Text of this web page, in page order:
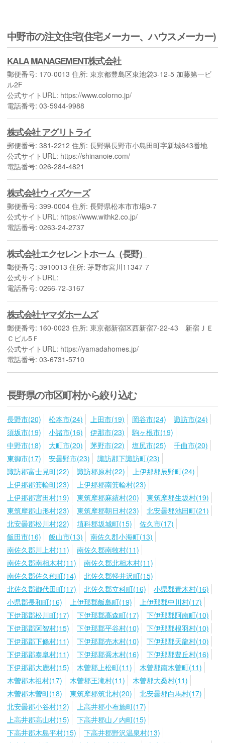
中野市の注文住宅(住宅メーカー、ハウスメーカー)
KALA MANAGEMENT株式会社
郵便番号: 170-0013 住所: 東京都豊島区東池袋3-12-5 加藤第一ビ
ル2F
公式サイトURL: https://www.colorno.jp/
電話番号: 03-5944-9988
株式会社 アグリトライ
郵便番号: 381-2212 住所: 長野県長野市小島田町字新城643番地
公式サイトURL: https://shinanoie.com/
電話番号: 026-284-4821
株式会社ウィズケーズ
郵便番号: 399-0004 住所: 長野県松本市市場9-7
公式サイトURL: https://www.withk2.co.jp/
電話番号: 0263-24-2737
株式会社エクセレントホーム（長野）
郵便番号: 3910013 住所: 茅野市宮川11347-7
公式サイトURL:
電話番号: 0266-72-3167
株式会社ヤマダホームズ
郵便番号: 160-0023 住所: 東京都新宿区西新宿7-22-43 新宿ＪＥ
Ｃビル5Ｆ
公式サイトURL: https://yamadahomes.jp/
電話番号: 03-6731-5710
長野県の市区町村から絞り込む
長野市(20) 松本市(24) 上田市(19) 岡谷市(24)
諏訪市(24)
須坂市(19)
小諸市(16) 伊那市(23)
駒ヶ根市(19)
中野市(18)
大町市(20) 茅野市(22) 塩尻市(25)
千曲市(20)
東御市(17)
安曇野市(23)
諏訪郡下諏訪町(23)
諏訪郡富士見町(22)
諏訪郡原村(22)
上伊那郡辰野町(24)
上伊那郡箕輪町(23)
上伊那郡南箕輪村(23)
上伊那郡宮田村(19)
東筑摩郡麻績村(20)
東筑摩郡生坂村(19)
東筑摩郡山形村(23)
東筑摩郡朝日村(23)
北安曇郡池田町(21)
北安曇郡松川村(22)
埴科郡坂城町(15)
佐久市(17)
飯田市(16)
飯山市(13)
南佐久郡小海町(13)
南佐久郡川上村(11)
南佐久郡南牧村(11)
南佐久郡南相木村(11)
南佐久郡北相木村(11)
南佐久郡佐久穂町(14)
北佐久郡軽井沢町(15)
北佐久郡御代田町(17)
北佐久郡立科町(16)
小県郡青木村(16)
小県郡長和町(16)
上伊那郡飯島町(19)
上伊那郡中川村(17)
下伊那郡松川町(17)
下伊那郡高森町(17)
下伊那郡阿南町(10)
下伊那郡阿智村(15)
下伊那郡平谷村(10)
下伊那郡根羽村(10)
下伊那郡下條村(11)
下伊那郡売木村(10)
下伊那郡天龍村(10)
下伊那郡泰阜村(11)
下伊那郡喬木村(16)
下伊那郡豊丘村(16)
下伊那郡大鹿村(15)
木曽郡上松町(11)
木曽郡南木曽町(11)
木曽郡木祖村(17)
木曽郡王滝村(11)
木曽郡大桑村(11)
木曽郡木曽町(18)
東筑摩郡筑北村(20)
北安曇郡白馬村(17)
北安曇郡小谷村(12)
上高井郡小布施町(17)
上高井郡高山村(15)
下高井郡山ノ内町(15)
下高井郡木島平村(15)
下高井郡野沢温泉村(13)